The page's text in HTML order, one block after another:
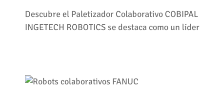
Descubre el Paletizador Colaborativo
INGETECH ROBOTICS se destaca como un